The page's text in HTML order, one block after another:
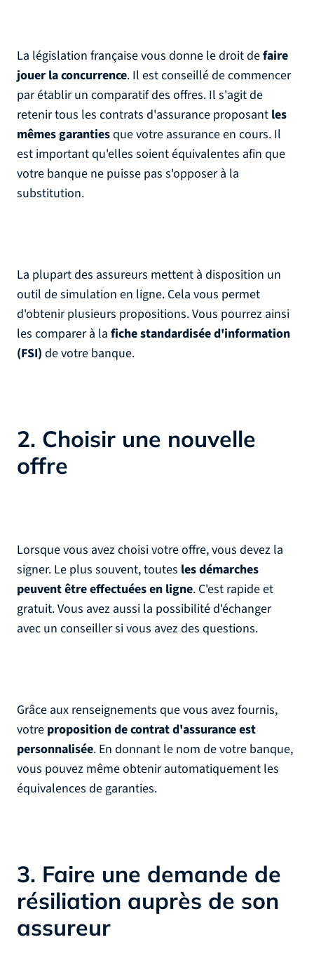
La législation française vous donne le droit defaire
jouer la concurrence. Il est conseillé de commencer
par établir un comparatif des offres. Il s'agit de
retenir tous les contrats d'assurance proposant les
mêmes garantiesque votre assurance en cours. Il
est important qu'elles soient équivalentes afin que
votre banque ne puisse pas s'opposer à la
substitution.
La plupart des assureurs mettent à disposition un
outil de simulation en ligne. Cela vous permet
d'obtenir plusieurs propositions. Vous pourrez ainsi
les comparer à la fiche standardisée d'information
(FSI) de votre banque.
2. Choisir une nouvelle
offre
Lorsque vous avez choisi votre offre, vous devez la
signer. Le plus souvent, toutes les démarches
peuvent être effectuées en ligne. C'est rapide et
gratuit. Vous avez aussi la possibilité d'échanger
avec un conseiller si vous avez des questions.
Grâce aux renseignements que vous avez fournis,
votre proposition de contrat d'assurance est
personnalisée. En donnant le nom de votre banque,
vous pouvez même obtenir automatiquement les
équivalences de garanties.
3. Faire une demande de
résiliation auprès de son
assureur